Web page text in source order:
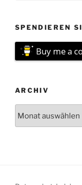
SPENDIEREN
Buy me a
ARCHIV